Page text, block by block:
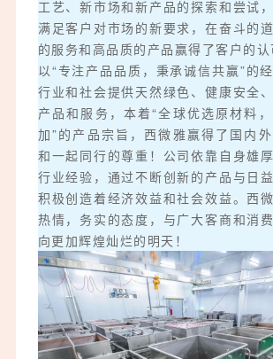
工艺、新市场和新产品的探索和尝试
满足客户对市场的新要求，在奋斗的
的服务和高品质的产品赢得了客户的认
以“专注产品品质，秉承诚信共赢”的
行业和社会提供天然绿色、健康安全
产品和服务，本着“全球优选原材料
加”的产品宗旨，西微雅赢得了国内
和一起同行的尊重！公司依靠自身雄
行业经验，通过不断创新的产品与日益
积极创造着经济效益和社会效益。西
热情，务实的态度，与广大客商和消
向更加辉煌灿烂的明天！‍